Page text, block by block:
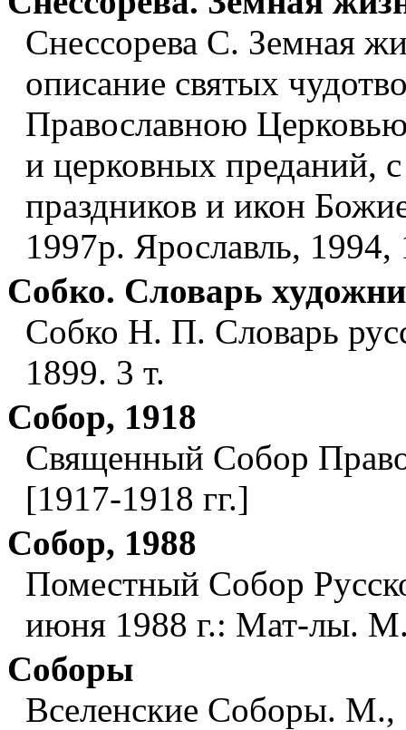
Снессорева С. Земная
описание святых
Православною
и церковных преданий,
праздников и икон
1997р. Ярославль, 1994,
Собко. Словарь
Собко Н. П. Словарь
1899. 3 т.
Собор, 1918
Священный Собор
[1917-1918 гг.]
Собор, 1988
Поместный Собор
июня 1988 г.: Мат-лы.
Соборы
Вселенские Соборы. М.,